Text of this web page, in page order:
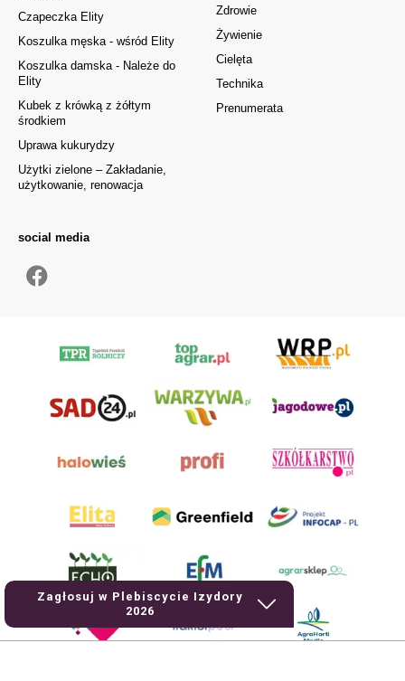
Zagłosuj w Plebiscycie Izydory
2026
Zdrowie
Żywienie
Cielęta
Technika
Prenumerata
Czapeczka Elity
Koszulka męska - wśród Elity
Koszulka damska - Należe do
Elity
Kubek z krówką z żółtym
środkiem
Uprawa kukurydzy
Użytki zielone – Zakładanie,
użytkowanie, renowacja
social media